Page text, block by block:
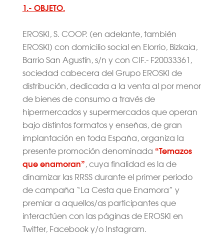
1.- OBJETO.
EROSKI, S. COOP. (en adelante, también
EROSKI) con domicilio social en Elorrio, Bizkaia,
Barrio San Agustín, s/n y con CIF.- F20033361,
sociedad cabecera del Grupo EROSKI de
distribución, dedicada a la venta al por menor
de bienes de consumo a través de
hipermercados y supermercados que operan
bajo distintos formatos y enseñas, de gran
implantación en toda España, organiza la
presente promoción denominada “Temazos
que enamoran”, cuya finalidad es la de
dinamizar las RRSS durante el primer periodo
de campaña “La Cesta que Enamora” y
premiar a aquellos/as participantes que
interactúen con las páginas de EROSKI en
Twitter, Facebook y/o Instagram.